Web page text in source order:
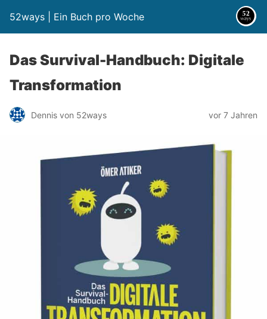
52ways | Ein Buch pro Woche
Das Survival-Handbuch: Digitale
Transformation
Dennis von 52ways vor 7 Jahren